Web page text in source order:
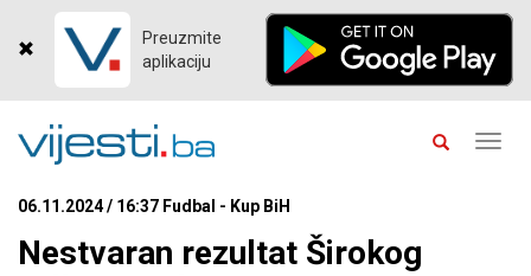
Preuzmite
aplikaciju
06.11.2024 / 16:37 Fudbal - Kup BiH
Nestvaran rezultat Širokog